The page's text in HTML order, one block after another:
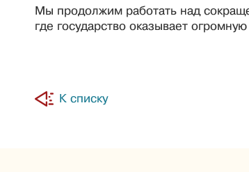
Мы продолжим работать над
где государство оказывает
К списку